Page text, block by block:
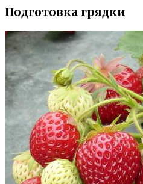
Подготовка грядки